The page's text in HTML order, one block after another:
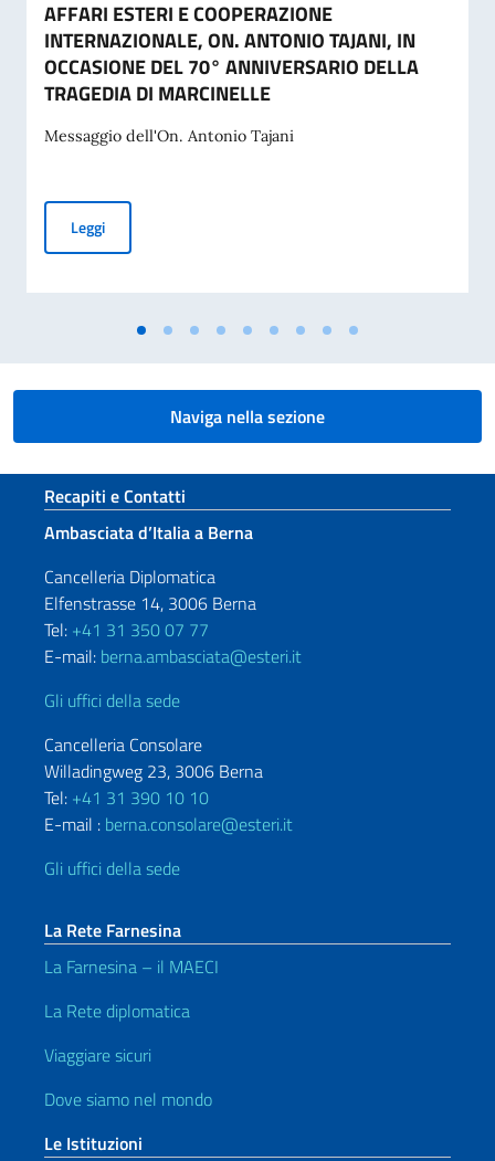
AFFARI ESTERI E COOPERAZIONE
INTERNAZIONALE, ON. ANTONIO TAJANI, IN
OCCASIONE DEL 70° ANNIVERSARIO DELLA
TRAGEDIA DI MARCINELLE
Messaggio dell'On. Antonio Tajani
LeggiMESSAGGIO DELL’ON. VICE PRESIDENTE DEL
Naviga nella sezione
Sezione footer
Recapiti e Contatti
Ambasciata d’Italia a Berna
Cancelleria Diplomatica
Elfenstrasse 14, 3006 Berna
Tel: +41 31 350 07 77
E-mail: berna.ambasciata@esteri.it
Gli uffici della sede
Cancelleria Consolare
Willadingweg 23, 3006 Berna
Tel: +41 31 390 10 10
E-mail : berna.consolare@esteri.it
Gli uffici della sede
La Rete Farnesina
La Farnesina – il MAECI
La Rete diplomatica
Viaggiare sicuri
Dove siamo nel mondo
Le Istituzioni